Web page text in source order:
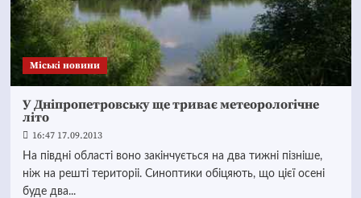
Mіські новини
У Дніпропетровську ще триває метеорологічне
літо
16:47 17.09.2013
На півдні області воно закінчується на два тижні пізніше,
ніж на решті територіі. Синоптики обіцяють, що цієї осені
буде два...